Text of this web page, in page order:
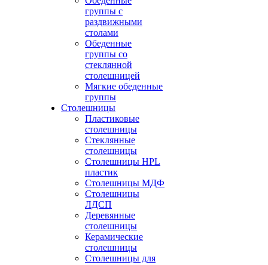
группы с
раздвижными
столами
Обеденные
группы со
стеклянной
столешницей
Мягкие обеденные
группы
Столешницы
Пластиковые
столешницы
Стеклянные
столешницы
Столешницы HPL
пластик
Столешницы МДФ
Столешницы
ЛДСП
Деревянные
столешницы
Керамические
столешницы
Столешницы для